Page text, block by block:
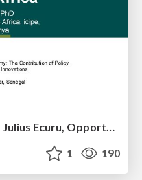
Bioeconomy Workshop: Dr. Julius Ecuru, Opportunities for a Bioeconomy in West Africa
1 190